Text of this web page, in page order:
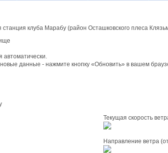
станция клуба Марабу (район Осташковского плеса
автоматически.
данные - нажмите кнопку «Обновить» в вашем
Текущая скорость
Направление ветра